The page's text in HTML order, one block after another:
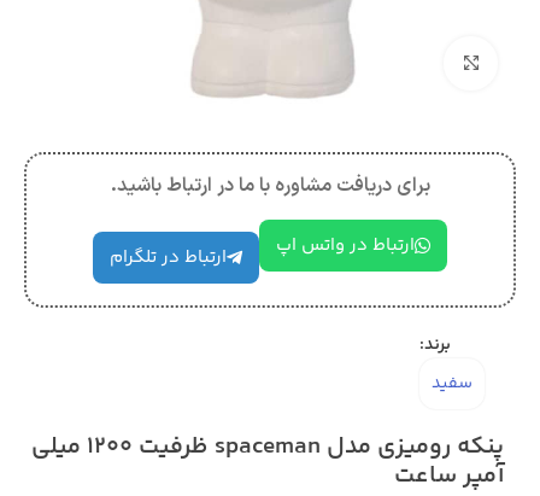
برای دریافت مشاوره با ما در ارتباط باشید.
ارتباط در واتس اپ ارتباط در تلگرام
برند:
سفید
پنکه رومیزی مدل spaceman ظرفیت 1200 میلی
آمپر ساعت